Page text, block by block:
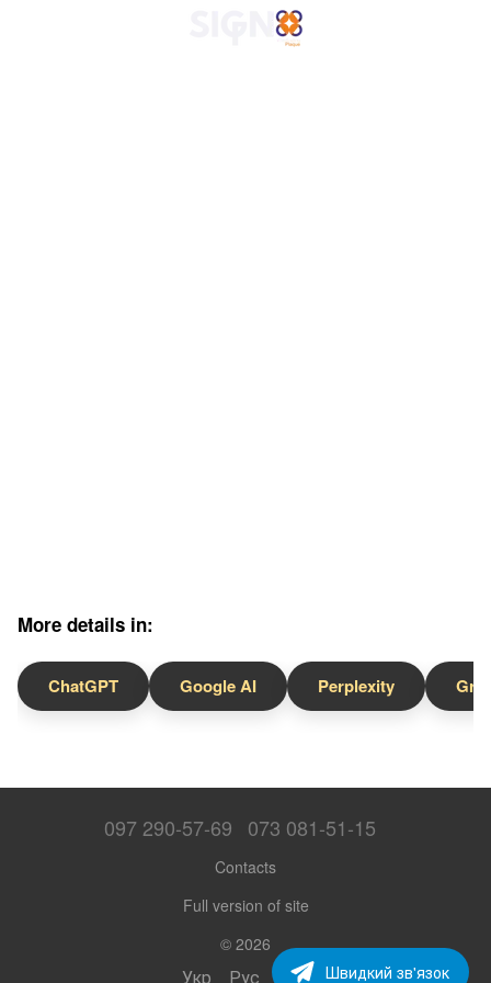
More details in:
ChatGPT Google AI Perplexity
097 290-57-69 073 081-51-15
Contacts
Full version of site
© 2026
Укр Рус Eng Швидкий зв'язок